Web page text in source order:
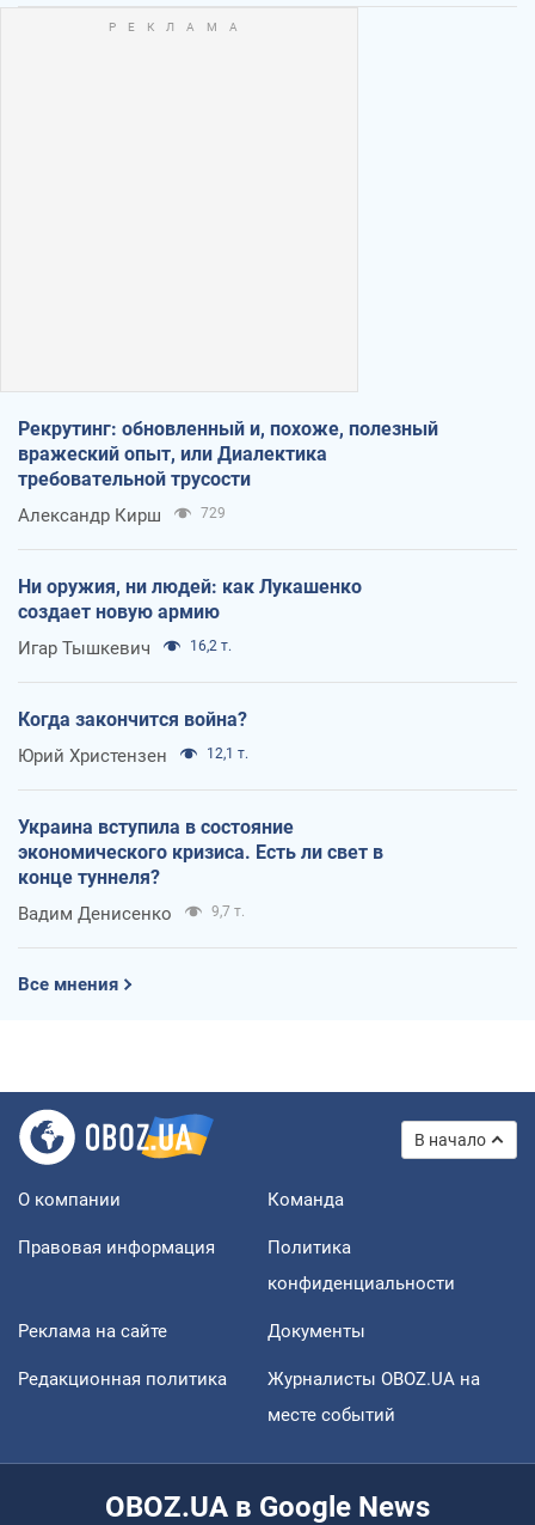
Рекрутинг: обновленный и, похоже, полезный
вражеский опыт, или Диалектика
требовательной трусости
Александр Кирш 729
Ни оружия, ни людей: как Лукашенко
создает новую армию
Игар Тышкевич 16,2 т.
Когда закончится война?
Юрий Христензен 12,1 т.
Украина вступила в состояние
экономического кризиса. Есть ли свет в
конце туннеля?
Вадим Денисенко 9,7 т.
Все мнения
В начало
О компании Команда
Правовая информация
Политика
конфиденциальности
Реклама на сайте Документы
Редакционная политика
Журналисты OBOZ.UA на
месте событий
OBOZ.UA в Google News